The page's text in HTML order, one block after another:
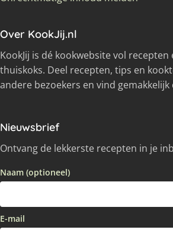
Over KookJij.nl
KookJij is dé kookwebsite vol
thuiskoks. Deel recepten, tips en
andere bezoekers en vind
Nieuwsbrief
Ontvang de lekkerste recepten in je
Naam (optioneel)
E-mail